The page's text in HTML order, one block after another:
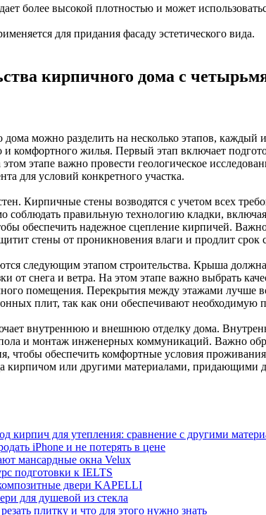
более высокой плотностью и может
для придания фасаду эстетического вида.
кирпичного дома с
дома можно разделить на несколько этапов, каждый
и комфортного жилья. Первый этап включает
этапе важно провести геологическое
для условий конкретного участка.
Кирпичные стены возводятся с учетом всех
соблюдать правильную технологию кладки,
обеспечить надежное сцепление кирпичей.
стены от проникновения влаги и продлит срок
следующим этапом строительства. Крыша
от снега и ветра. На этом этапе важно выбрать
помещения. Перекрытия между этажами лучше
плит, так как они обеспечивают необходимую
внутреннюю и внешнюю отделку дома.
и монтаж инженерных коммуникаций. Важно
чтобы обеспечить комфортные условия
кирпичом или другими материалами, придающими
кирпич для утепления: сравнение с другими
iPhone и не потерять в цене
мансардные окна Velux
подготовки к IELTS
двери KAPELLI
для душевой из стекла
плитку и что для этого нужно знать